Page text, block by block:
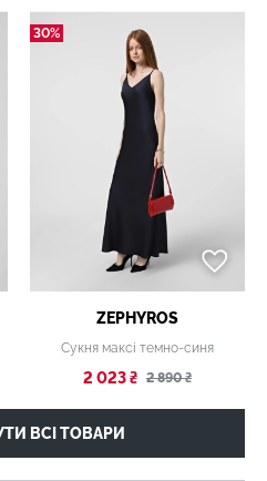
30%
ZEPHYROS
Сукня максі темно-синя
2 023 ₴ 2 890 ₴
ВСІ ТОВАРИ